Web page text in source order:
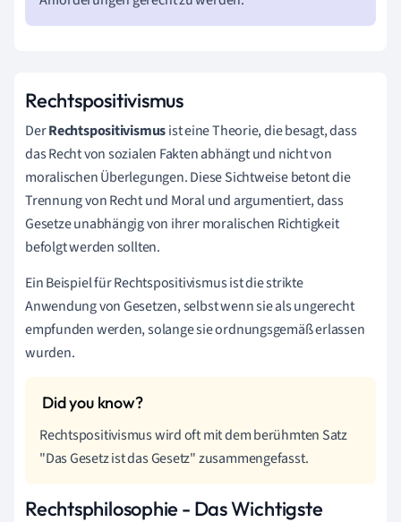
Rechtspositivismus
DerRechtspositivismusist eine Theorie, die besagt, dass
das Recht von sozialen Fakten abhängt und nicht von
moralischen Überlegungen. Diese Sichtweise betont die
Trennung von Recht und Moral und argumentiert, dass
Gesetze unabhängig von ihrer moralischen Richtigkeit
befolgt werden sollten.
Ein Beispiel für Rechtspositivismus ist die strikte
Anwendung von Gesetzen, selbst wenn sie als ungerecht
empfunden werden, solange sie ordnungsgemäß erlassen
wurden.
Rechtspositivismus wird oft mit dem berühmten Satz
"Das Gesetz ist das Gesetz" zusammengefasst.
Rechtsphilosophie - Das Wichtigste